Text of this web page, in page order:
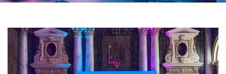
День:
30.05.2026